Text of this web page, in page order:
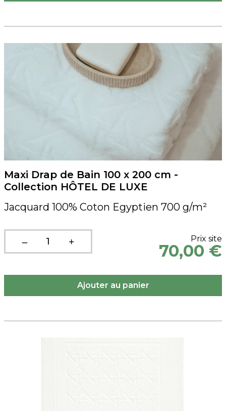
Maxi Drap de Bain 100 x 200 cm -
Collection HÔTEL DE LUXE
Jacquard 100% Coton Egyptien 700 g/m²
Prix site
70,00 €